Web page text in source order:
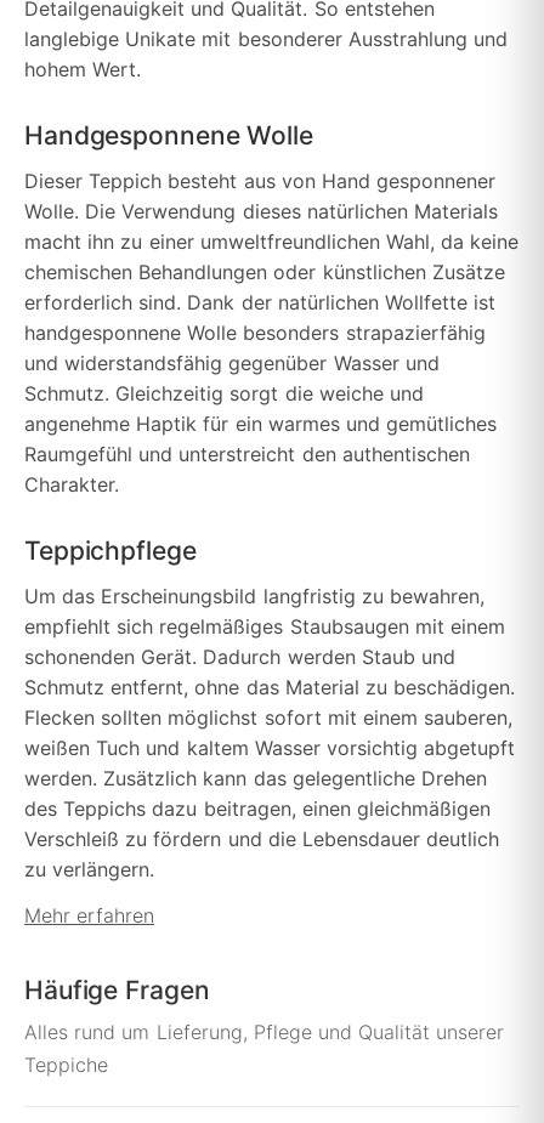
Detailgenauigkeit und Qualität. So entstehen
langlebige Unikate mit besonderer Ausstrahlung und
hohem Wert.
Handgesponnene Wolle
Dieser Teppich besteht aus von Hand gesponnener
Wolle. Die Verwendung dieses natürlichen Materials
macht ihn zu einer umweltfreundlichen Wahl, da keine
chemischen Behandlungen oder künstlichen Zusätze
erforderlich sind. Dank der natürlichen Wollfette ist
handgesponnene Wolle besonders strapazierfähig
und widerstandsfähig gegenüber Wasser und
Schmutz. Gleichzeitig sorgt die weiche und
angenehme Haptik für ein warmes und gemütliches
Raumgefühl und unterstreicht den authentischen
Charakter.
Teppichpflege
Um das Erscheinungsbild langfristig zu bewahren,
empfiehlt sich regelmäßiges Staubsaugen mit einem
schonenden Gerät. Dadurch werden Staub und
Schmutz entfernt, ohne das Material zu beschädigen.
Flecken sollten möglichst sofort mit einem sauberen,
weißen Tuch und kaltem Wasser vorsichtig abgetupft
werden. Zusätzlich kann das gelegentliche Drehen
des Teppichs dazu beitragen, einen gleichmäßigen
Verschleiß zu fördern und die Lebensdauer deutlich
zu verlängern.
Mehr erfahren
Häufige Fragen
Alles rund um Lieferung, Pflege und Qualität unserer
Teppiche